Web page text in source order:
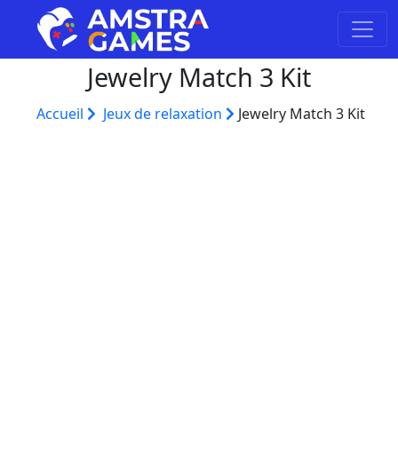
Jewelry Match 3 Kit
Accueil Jeux de relaxation Jewelry Match 3 Kit